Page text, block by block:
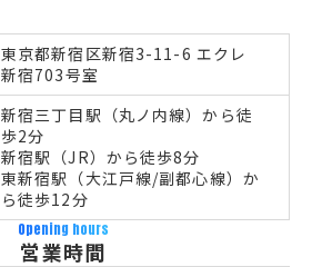
東京都新宿区新宿3-11-6 エクレ
新宿703号室
新宿三丁目駅（丸ノ内線）から徒
歩2分
新宿駅（JR）から徒歩8分
東新宿駅（大江戸線/副都心線）か
ら徒歩12分
Opening hours
営業時間